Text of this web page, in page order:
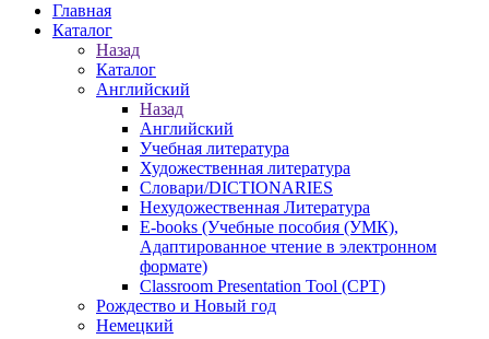
Главная
Каталог
Назад
Каталог
Английский
Назад
Английский
Учебная литература
Художественная литература
Словари/DICTIONARIES
Нехудожественная Литература
E-books (Учебные пособия (УМК),
Адаптированное чтение в электронном
формате)
Classroom Presentation Tool (CPT)
Рождество и Новый год
Немецкий